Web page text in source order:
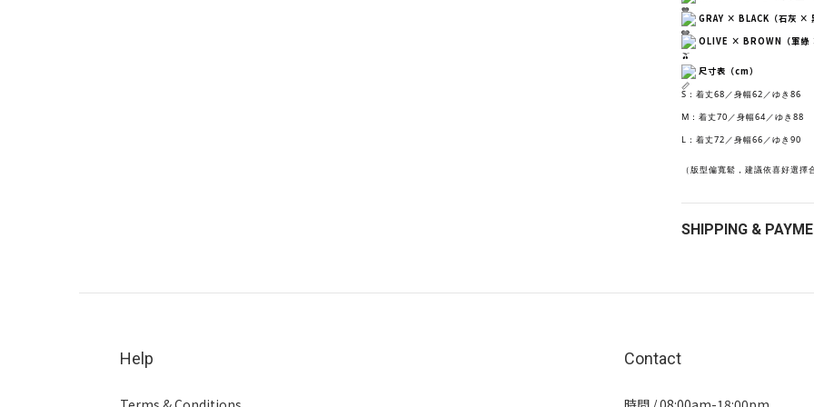
GRAY × BLACK（石灰 ×
OLIVE × BROWN（軍綠
尺寸表（cm）
S：着丈68／身幅62／ゆき86
M：着丈70／身幅64／ゆき88
L：着丈72／身幅66／ゆき90
（版型偏寬鬆，建議依喜好選擇
SHIPPING &
Help Contact